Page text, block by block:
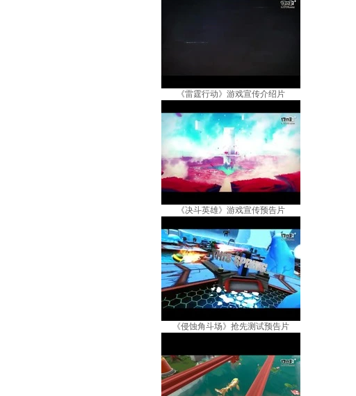
《雷霆行动》游戏宣传介绍片
《决斗英雄》游戏宣传预告片
《侵蚀角斗场》抢先测试预告片